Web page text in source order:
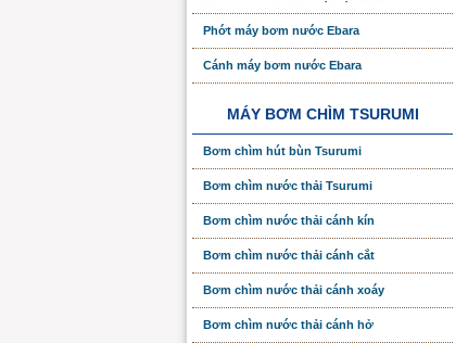
Phớt máy bơm nước Ebara
Cánh máy bơm nước Ebara
MÁY BƠM CHÌM TSURUMI
Bơm chìm hút bùn Tsurumi
Bơm chìm nước thải Tsurumi
Bơm chìm nước thải cánh kín
Bơm chìm nước thải cánh cắt
Bơm chìm nước thải cánh xoáy
Bơm chìm nước thải cánh hở